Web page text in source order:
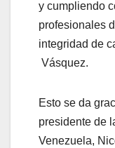
y cumpliendo
profesionales
integridad de
Vásquez.
Esto se da
presidente de
Venezuela,